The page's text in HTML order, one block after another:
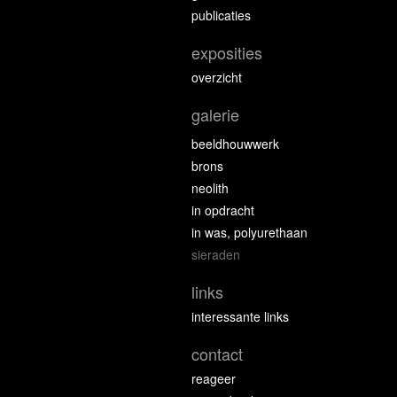
publicaties
exposities
overzicht
galerie
beeldhouwwerk
brons
neolith
in opdracht
in was, polyurethaan
sieraden
links
interessante links
contact
reageer